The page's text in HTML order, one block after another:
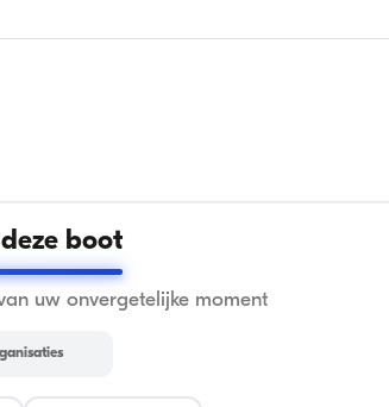
boot
uw onvergetelijke moment